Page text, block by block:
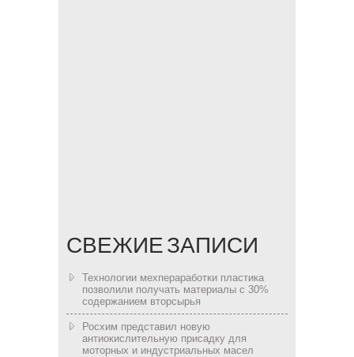
СВЕЖИЕ ЗАПИСИ
Технологии мехпераработки пластика
позволили получать материалы с 30%
содержанием вторсырья
Росхим представил новую
антиокислительную присадку для
моторных и индустриальных масел